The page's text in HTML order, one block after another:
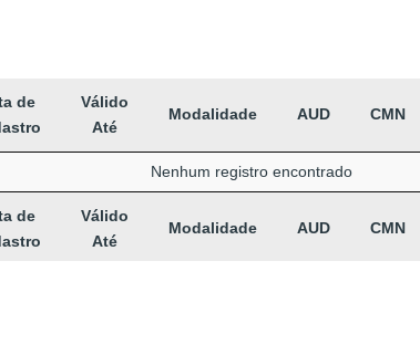
de
Válido
Até
Modalidade AUD CMN
Nenhum registro encontrado
de
Válido
Até
Modalidade AUD CMN